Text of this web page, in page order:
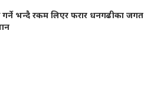
गर्ने भन्दै रकम लिएर फरार धनगढीका जगत